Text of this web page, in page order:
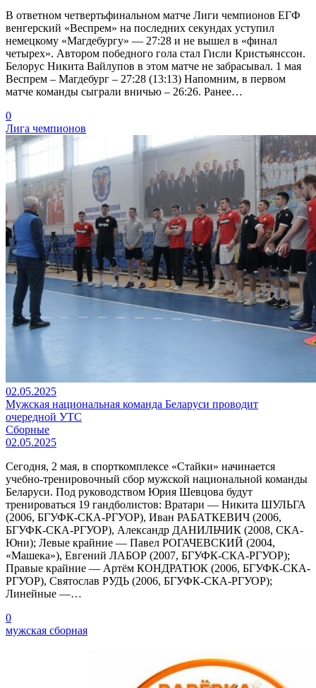
В ответном четвертьфинальном матче Лиги чемпионов ЕГФ
венгерский «Веспрем» на последних секундах уступил
немецкому «Магдебургу» — 27:28 и не вышел в «финал
четырех». Автором победного гола стал Гисли Кристьянссон.
Белорус Никита Вайлупов в этом матче не забрасывал. 1 мая
Веспрем – Магдебург – 27:28 (13:13) Напомним, в первом
матче команды сыграли вничью – 26:26. Ранее…
0
Лига чемпионов
02.05.2025
Мужская национальная команда Беларуси проводит
очередной УТС
Сборные
02.05.2025
Сегодня, 2 мая, в спорткомплексе «Стайки» начинается
учебно-тренировочный сбор мужской национальной команды
Беларуси. Под руководством Юрия Шевцова будут
тренироваться 19 гандболистов: Вратари — Никита ШУЛЬГА
(2006, БГУФК-СКА-РГУОР), Иван РАБАТКЕВИЧ (2006,
БГУФК-СКА-РГУОР), Александр ДАНИЛЬЧИК (2008, СКА-
Юни); Левые крайние — Павел РОГАЧЕВСКИЙ (2004,
«Машека»), Евгений ЛАБОР (2007, БГУФК-СКА-РГУОР);
Правые крайние — Артём КОНДРАТЮК (2006, БГУФК-СКА-
РГУОР), Святослав РУДЬ (2006, БГУФК-СКА-РГУОР);
Линейные —…
0
мужская сборная